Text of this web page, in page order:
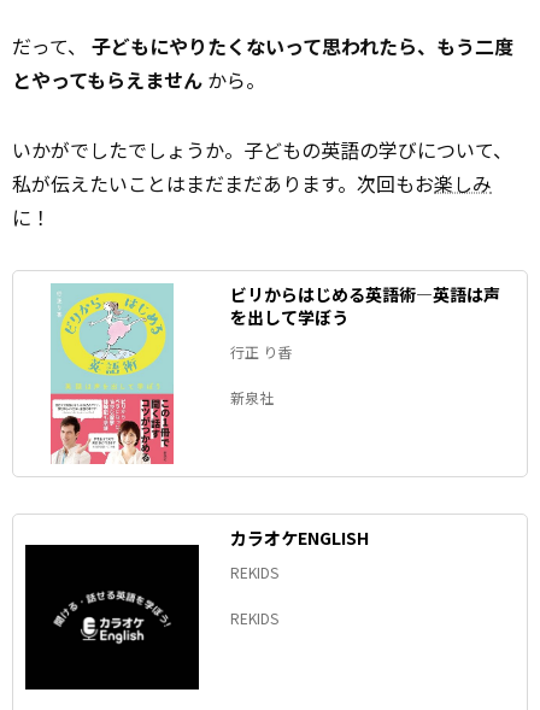
だって、 子どもにやりたくないって思われたら、もう二度
とやってもらえません から。
いかがでしたでしょうか。子どもの英語の学びについて、
私が伝えたいことはまだまだあります。次回もお楽しみ
に！
ビリからはじめる英語術―英語は声
を出して学ぼう
行正 り香
新泉社
カラオケENGLISH
REKIDS
REKIDS